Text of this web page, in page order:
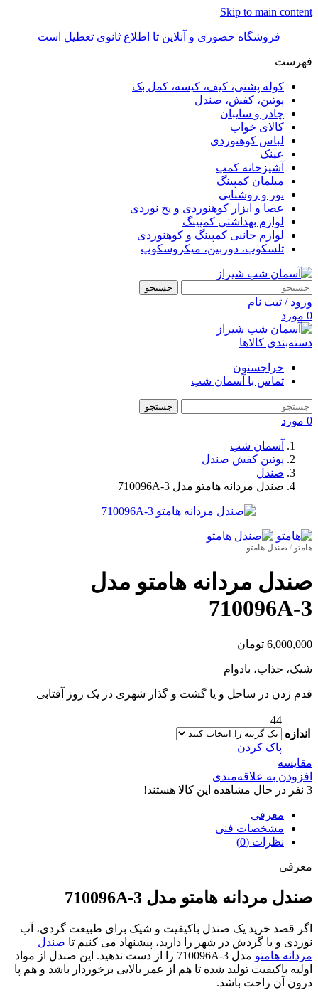
Skip to main content
فروشگاه حضوری و آنلاین تا اطلاع ثانوی تعطیل است
فهرست
کوله پشتی، کیف، کیسه، کمل بک
پوتین، کفش، صندل
چادر و سایبان
کالای خواب
لباس کوهنوردی
عینک
آشپزخانه کمپ
مبلمان کمپینگ
نور و روشنایی
عصا و ابزار کوهنوردی و یخ نوردی
لوازم بهداشتی کمپینگ
لوازم جانبی کمپینگ و کوهنوردی
تلسکوپ، دوربین، میکروسکوپ
جستجو
ورود / ثبت نام
0 مورد
دسته‌بندی کالاها
حراجستون
تماس با آسمان شب
جستجو
0 مورد
آسمان شب
پوتین کفش صندل
صندل
صندل مردانه هامتو مدل 710096A-3
هامتو / صندل هامتو
صندل مردانه هامتو مدل
710096A-3
6,000,000 تومان
شیک، جذاب، بادوام
قدم زدن در ساحل و یا گشت و گذار شهری در یک روز آفتابی
اندازه
44
پاک کردن
مقایسه
افزودن به علاقه‌مندی
3 نفر در حال مشاهده این کالا هستند!
معرفی
مشخصات فنی
نظرات (0)
معرفی
صندل مردانه هامتو مدل 710096A-3
اگر قصد خرید یک صندل باکیفیت و شیک برای طبیعت گردی، آب
نوردی و یا گردش در شهر را دارید، پیشنهاد می کنیم تا صندل
مردانه هامتو
مدل 710096A-3 را از دست ندهید. این صندل از مواد
اولیه باکیفیت تولید شده تا هم از عمر بالایی برخوردار باشد و هم پا
درون آن راحت باشد.